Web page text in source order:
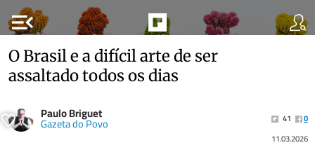
menu_open
O Brasil e a difícil arte de ser
assaltado todos os dias
Paulo Briguet
Gazeta do Povo 41
0
11.03.2026